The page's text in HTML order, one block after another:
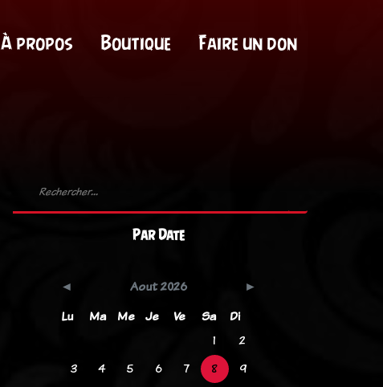
À propos Boutique Faire un don
Par Date
Aout 2026
Lu
Ma Me Je Ve Sa
Di
1
2
3
4 5 6 7 8
9